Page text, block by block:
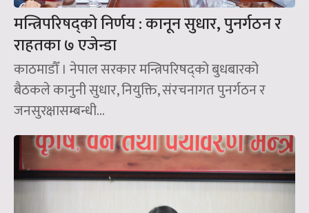
मन्त्रिपरिषद्को निर्णय : कानून सुधार, पुनर्गठन र
राहतका ७ एजेन्डा
काठमाडौँ । नेपाल सरकार मन्त्रिपरिषद्को बुधबारको
बैठकले कानुनी सुधार, नियुक्ति, संरचनागत पुनर्गठन र
जनसुरक्षासम्बन्धी...